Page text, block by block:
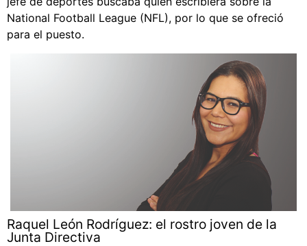
National Football League (NFL), por lo que se ofreció
para el puesto.
Raquel León Rodríguez: el rostro joven de la
Junta Directiva